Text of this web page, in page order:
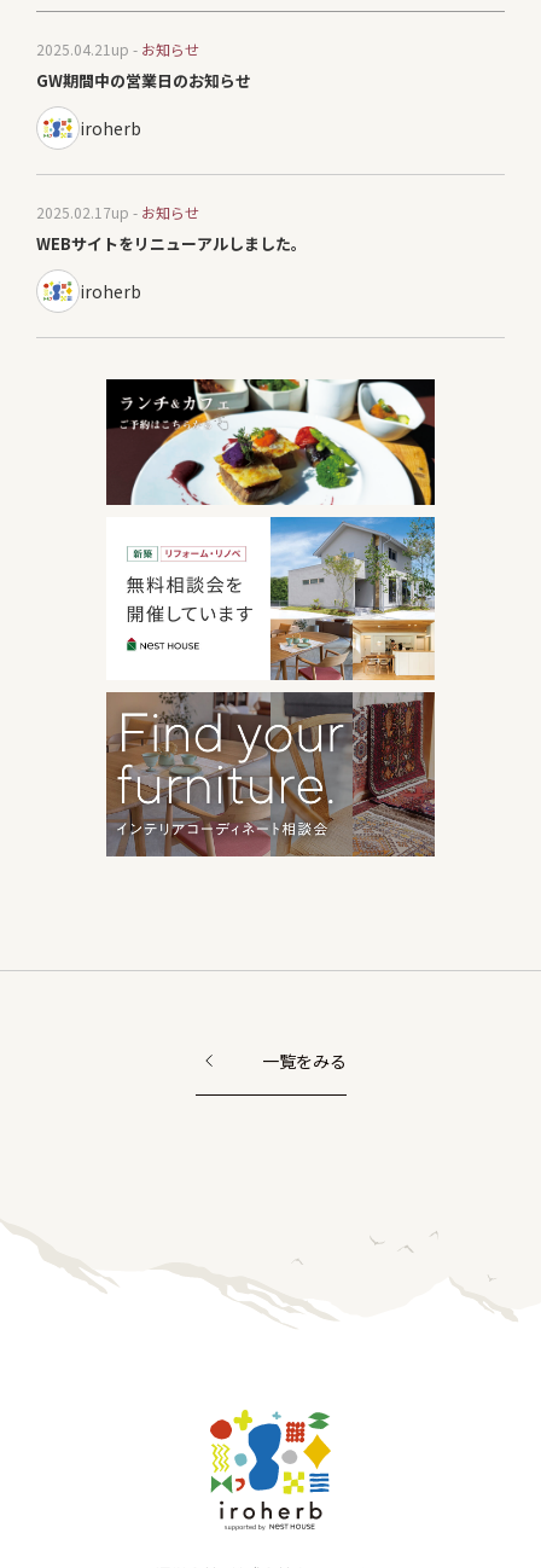
2025.04.21 up - お知らせ
GW期間中の営業日のお知らせ
iroherb
2025.02.17up - お知らせ
WEBサイトをリニューアルしました。
iroherb
一覧をみる